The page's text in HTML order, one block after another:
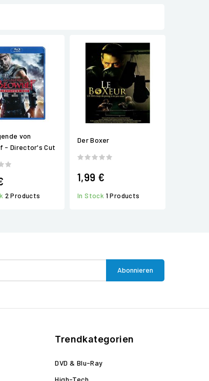
von
- Director's Cut
2 Products
Der Boxer
1,99 €
In Stock 1 Products
Trendkategorien
DVD & Blu-Ray
High-Tech